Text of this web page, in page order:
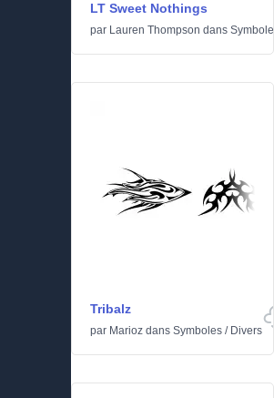
LT Sweet Nothings
par Lauren Thompson dans
Tribalz
par Marioz dans Symboles / Divers